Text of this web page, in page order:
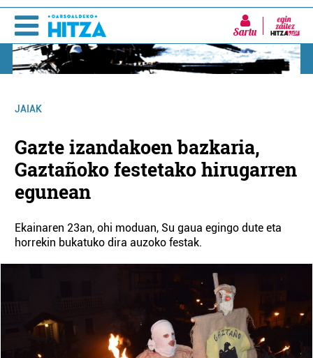
Sartu
JAIAK
Gazte izandakoen bazkaria,
Gaztañoko festetako hirugarren
egunean
Ekainaren 23an, ohi moduan, Su gaua egingo dute eta
horrekin bukatuko dira auzoko festak.